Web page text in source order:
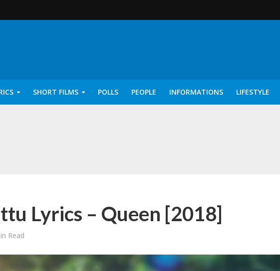
SHORT FILMS POLLS PEOPLE INFORMATIONS LIFESTYLE
Lyrics – Queen [2018]
Read